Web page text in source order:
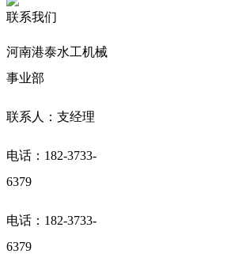
联系我们
河南港泰水工机械
事业部
联系人：支经理
电话：182-3733-
6379
电话：182-3733-
6379